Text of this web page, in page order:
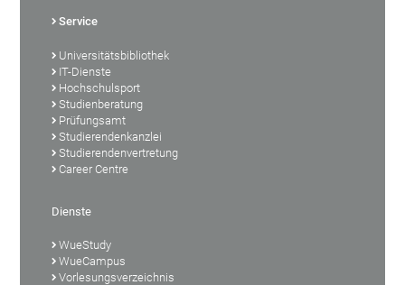
Service
Universitätsbibliothek
IT-Dienste
Hochschulsport
Studienberatung
Prüfungsamt
Studierendenkanzlei
Studierendenvertretung
Career Centre
Dienste
WueStudy
WueCampus
Vorlesungsverzeichnis